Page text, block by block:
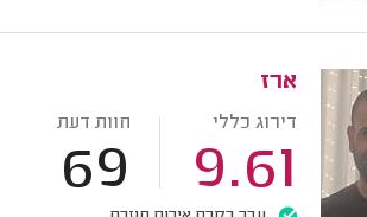
ארז
דירוג כללי
9.61
חוות דעת
69